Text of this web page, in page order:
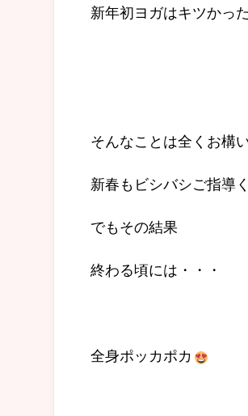
新年初ヨガはキツかっ
そんなことは全くお構
新春もビシバシご指導
でもその結果
終わる頃には・・・
全身ポッカポカ